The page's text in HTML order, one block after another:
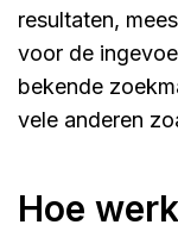
resultaten,
voor de
bekende
vele anderen
hoe werkt een